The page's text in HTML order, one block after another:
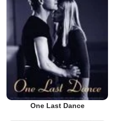
One Last Dance